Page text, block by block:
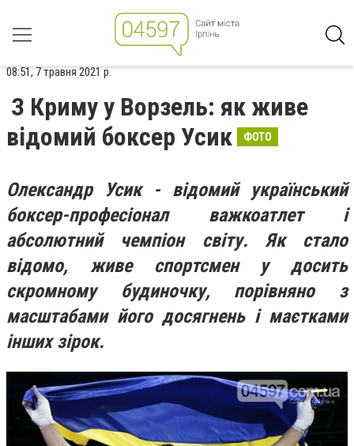
08:51, 7 травня 2021 р.
З Криму у Ворзель: як живе
відомий боксер Усик
ФОТО
Олександр Усик - відомий український
боксер-професіонал важкоатлет і
абсолютний чемпіон світу. Як стало
відомо, живе спортсмен у досить
скромному будиночку, порівняно з
масштабами його досягнень і маєтками
інших зірок.